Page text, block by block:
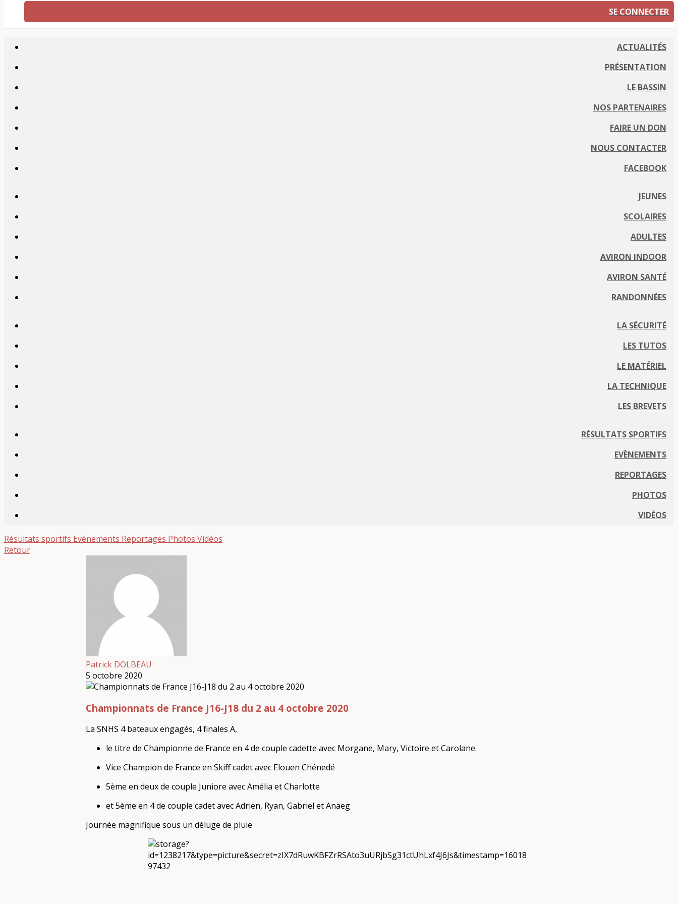
SE CONNECTER
ACTUALITÉS
PRÉSENTATION
LE BASSIN
NOS PARTENAIRES
FAIRE UN DON
NOUS CONTACTER
FACEBOOK
JEUNES
SCOLAIRES
ADULTES
AVIRON INDOOR
AVIRON SANTÉ
RANDONNÉES
LA SÉCURITÉ
LES TUTOS
LE MATÉRIEL
LA TECHNIQUE
LES BREVETS
RÉSULTATS SPORTIFS
EVÈNEMENTS
REPORTAGES
PHOTOS
VIDÉOS
Résultats sportifs Evènements Reportages Photos Vidéos
Retour
Patrick DOLBEAU
5 octobre 2020
Championnats de France J16-J18 du 2 au 4 octobre 2020
La SNHS 4 bateaux engagés, 4 finales A,
le titre de Championne de France en 4 de couple cadette avec Morgane, Mary, Victoire et Carolane.
Vice Champion de France en Skiff cadet avec Elouen Chénedé
5ème en deux de couple Juniore avec Amélia et Charlotte
et 5ème en 4 de couple cadet avec Adrien, Ryan, Gabriel et Anaeg
Journée magnifique sous un déluge de pluie